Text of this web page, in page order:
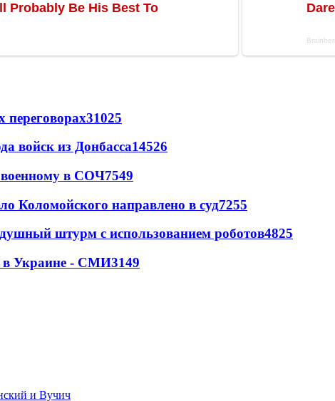
переговорах31025
войск из Донбасса14526
в СОЧ7549
Коломойского направлено в суд7255
штурм с использованием роботов4825
в Украине - СМИ3149